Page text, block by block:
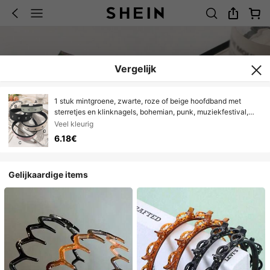
Vergelijk
1 stuk mintgroene, zwarte, roze of beige hoofdband met
sterretjes en klinknagels, bohemian, punk, muziekfestival,
feest, dagelijks gebruik, haaraccessoire, reisaccessoire,
haarband, diadeem, haarring
Veel kleurig
6.18€
Gelijkaardige items